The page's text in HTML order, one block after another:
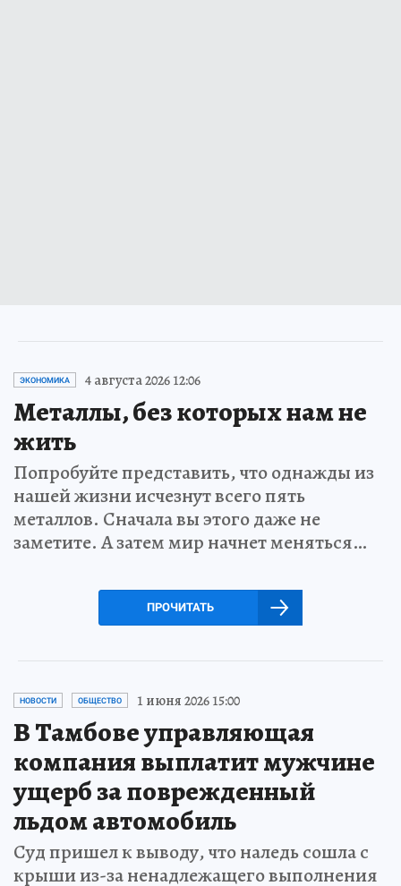
ЭКОНОМИКА 4 августа 2026 12:06
Металлы, без которых нам не
жить
Попробуйте представить, что однажды из
нашей жизни исчезнут всего пять
металлов. Сначала вы этого даже не
заметите. А затем мир начнет меняться…
ПРОЧИТАТЬ
НОВОСТИ ОБЩЕСТВО 1 июня 2026 15:00
В Тамбове управляющая
компания выплатит мужчине
ущерб за поврежденный
льдом автомобиль
Суд пришел к выводу, что наледь сошла с
крыши из-за ненадлежащего выполнения